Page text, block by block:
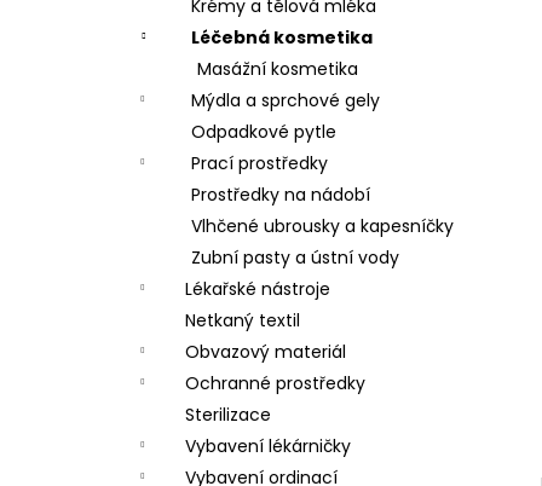
Krémy a tělová mléka
Léčebná kosmetika
Masážní kosmetika
Mýdla a sprchové gely
Odpadkové pytle
Prací prostředky
Prostředky na nádobí
Vlhčené ubrousky a kapesníčky
Zubní pasty a ústní vody
Lékařské nástroje
Netkaný textil
Obvazový materiál
Ochranné prostředky
Sterilizace
Vybavení lékárničky
Vybavení ordinací